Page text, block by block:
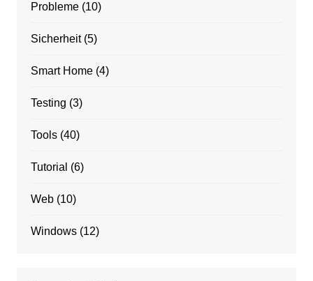
Probleme(10)
Sicherheit(5)
Smart Home(4)
Testing (3)
Tools(40)
Tutorial (6)
Web(10)
Windows(12)